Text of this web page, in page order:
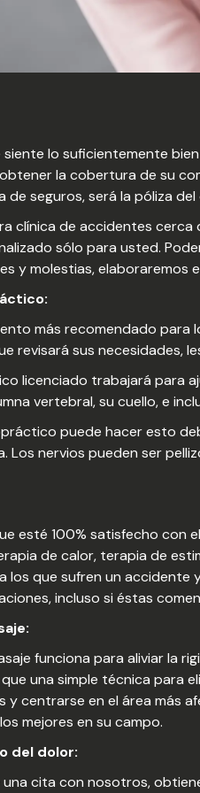
siente lo suficientemente
la cobertura de su
de seguros, será la póliza
clínica de accidentes cerca
sólo para usted.
y molestias,
más recomendado para
revisará sus necesidades,
licenciado trabajará para
vertebral, su cuello, e
puede hacer esto
Los nervios pueden ser
esté 100% satisfecho con
de calor, terapia de
los que sufren un accidente
incluso si éstas
funciona para aliviar la
una simple técnica para
y centrarse en el área más
mejores en su campo.
del dolor:
cita con nosotros,